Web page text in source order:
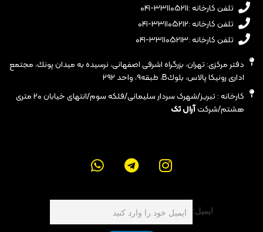
تلفن کارخانه :۳۳۱۱۰۵۲۱۱-۰۴۱
تلفن کارخانه :۳۳۱۱۰۵۲۱۲-۰۴۱
تلفن کارخانه :۳۳۱۱۰۵۲۱۳-۰۴۱
دفتر مرکزی: تهران، بزرگراه اشرفى اصفهانى، نرسيده به ميدان پونك، مجتمع
ادارى رونيكا پالاس، بلوكB، طبقه٩، واحد ٢٩٢
کارخانه : تبریز/شهرک سردار سلیمانی/فلکه سوم/انتهای خیابان ۲۰ متری
هشتم/شرکتآرال تک
ایمیل: